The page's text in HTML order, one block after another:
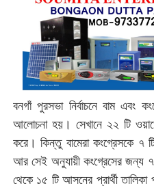
বনগাঁ পুরসভা নির্বাচনে বাম এবং
আলোচনা হয়। সেখানে ২২ টি
করে। কিন্তু বামেরা কংগ্রেসকে ৭
আর সেই অনুযায়ী কংগ্রেসের জন্য ৭
থেকে ১৫ টি আসনের প্রার্থী